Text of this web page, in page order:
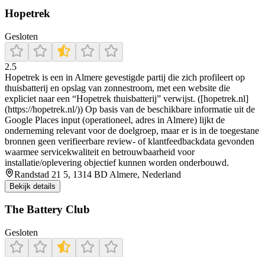
Hopetrek
Gesloten
2.5
Hopetrek is een in Almere gevestigde partij die zich profileert op
thuisbatterij en opslag van zonnestroom, met een website die
expliciet naar een “Hopetrek thuisbatterij” verwijst. ([hopetrek.nl]
(https://hopetrek.nl/)) Op basis van de beschikbare informatie uit de
Google Places input (operationeel, adres in Almere) lijkt de
onderneming relevant voor de doelgroep, maar er is in de toegestane
bronnen geen verifieerbare review- of klantfeedbackdata gevonden
waarmee servicekwaliteit en betrouwbaarheid voor
installatie/oplevering objectief kunnen worden onderbouwd.
Randstad 21 5, 1314 BD Almere, Nederland
Bekijk details
The Battery Club
Gesloten